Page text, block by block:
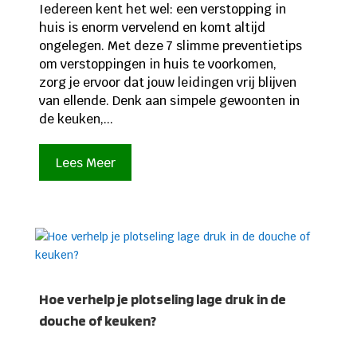
Iedereen kent het wel: een verstopping in
huis is enorm vervelend en komt altijd
ongelegen. Met deze 7 slimme preventietips
om verstoppingen in huis te voorkomen,
zorg je ervoor dat jouw leidingen vrij blijven
van ellende. Denk aan simpele gewoonten in
de keuken,...
Lees Meer
Hoe verhelp je plotseling lage druk in de
douche of keuken?